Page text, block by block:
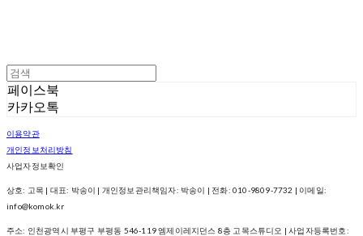
페이스북
카카오톡
이용약관
개인정보처리방침
사업자정보확인
상호: 고목 | 대표: 박송이 | 개인정보관리책임자: 박송이 | 전화: 010-9809-7732 | 이메일:
info@komok.kr
주소: 인천광역시 부평구 부평동 546-119 엠제이레지던스 8층 고목스튜디오 | 사업자등록번호: